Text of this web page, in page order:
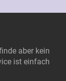
aber kein
ist einfach